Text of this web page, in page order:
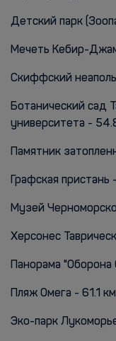
Детский парк
Мечеть Кебир-
Скиффский
Ботанический сад
университета -
Памятник
Графская пристань
Музей
Херсонес
Панорама
Пляж Омега - 61.1 км
Эко-парк